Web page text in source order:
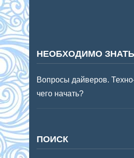
НЕОБХОДИМО ЗНАТЬ
Вопросы дайверов.
чего начать?
ПОИСК